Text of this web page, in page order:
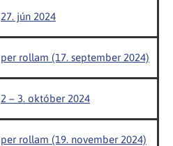
27. jún 2024
per rollam (17. september 2024)
2 – 3. október 2024
per rollam (19. november 2024)